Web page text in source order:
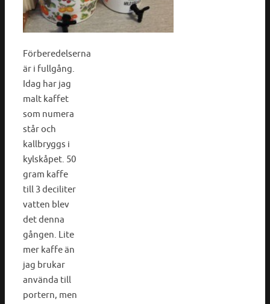
Förberedelserna
är i fullgång.
Idag har jag
malt kaffet
som numera
står och
kallbryggs i
kylskåpet. 50
gram kaffe
till 3 deciliter
vatten blev
det denna
gången. Lite
mer kaffe än
jag brukar
använda till
portern, men